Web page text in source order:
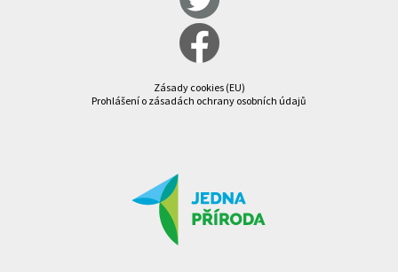
Zásady cookies (EU)
Prohlášení o zásadách ochrany osobních údajů